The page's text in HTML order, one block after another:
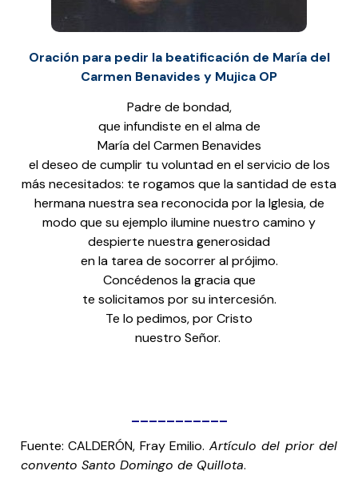
Oración para pedir la beatificación de María del
Carmen Benavides y Mujica OP
Padre de bondad,
que infundiste en el alma de
María del Carmen Benavides
el deseo de cumplir tu voluntad en el servicio de los
más necesitados: te rogamos que la santidad de esta
hermana nuestra sea reconocida por la Iglesia, de
modo que su ejemplo ilumine nuestro camino y
despierte nuestra generosidad
en la tarea de socorrer al prójimo.
Concédenos la gracia que
te solicitamos por su intercesión.
Te lo pedimos, por Cristo
nuestro Señor.
Fuente: CALDERÓN, Fray Emilio. Artículo del prior del
convento Santo Domingo de Quillota.